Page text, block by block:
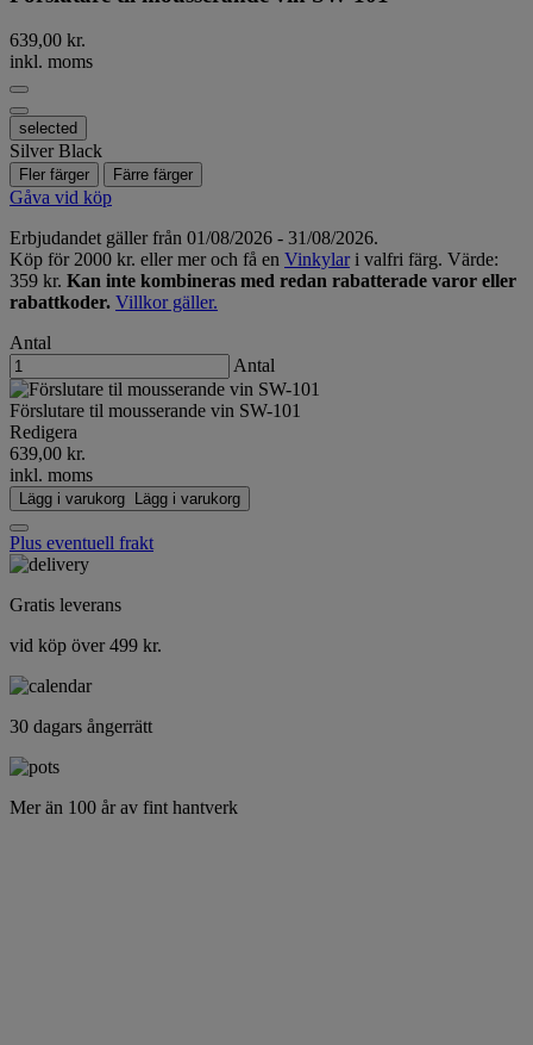
639,00 kr.
inkl. moms
selected
Silver Black
Fler färger Färre färger
Gåva vid köp
Erbjudandet gäller från 01/08/2026 - 31/08/2026.
Köp för 2000 kr. eller mer och få en Vinkylari valfri färg. Värde:
359 kr. Kan inte kombineras med redan rabatterade varor eller
rabattkoder. Villkor gäller.
Antal
Antal
Förslutare til mousserande vin SW-101
Redigera
639,00 kr.
inkl. moms
Lägg i varukorg Lägg i varukorg
Plus eventuell frakt
Gratis leverans
vid köp över 499 kr.
30 dagars ångerrätt
Mer än 100 år av fint hantverk